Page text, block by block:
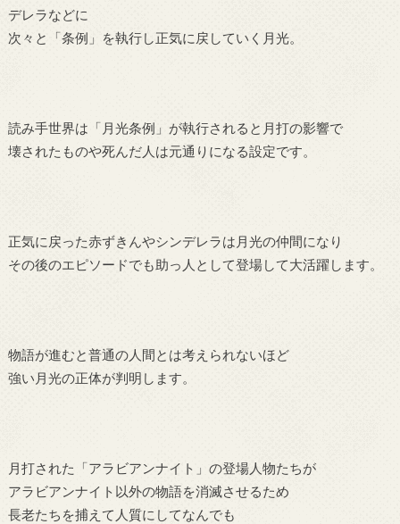
デレラなどに
次々と「条例」を執行し正気に戻していく月光。
読み手世界は「月光条例」が執行されると月打の影響で
壊されたものや死んだ人は元通りになる設定です。
正気に戻った赤ずきんやシンデレラは月光の仲間になり
その後のエピソードでも助っ人として登場して大活躍します。
物語が進むと普通の人間とは考えられないほど
強い月光の正体が判明します。
月打された「アラビアンナイト」の登場人物たちが
アラビアンナイト以外の物語を消滅させるため
長老たちを捕えて人質にしてなんでも